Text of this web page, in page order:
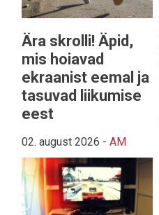
Ära skrolli! Äpid,
mis hoiavad
ekraanist eemal ja
tasuvad liikumise
eest
02. august 2026 - AM